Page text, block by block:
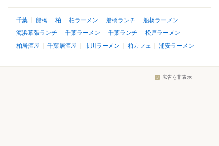
千葉 船橋 柏 柏ラーメン 船橋ランチ
船橋ラーメン
海浜幕張ランチ
千葉ラーメン 千葉ランチ
松戸ラーメン
柏居酒屋
千葉居酒屋 市川ラーメン 柏カフェ 浦安ラーメン
広告を非表示